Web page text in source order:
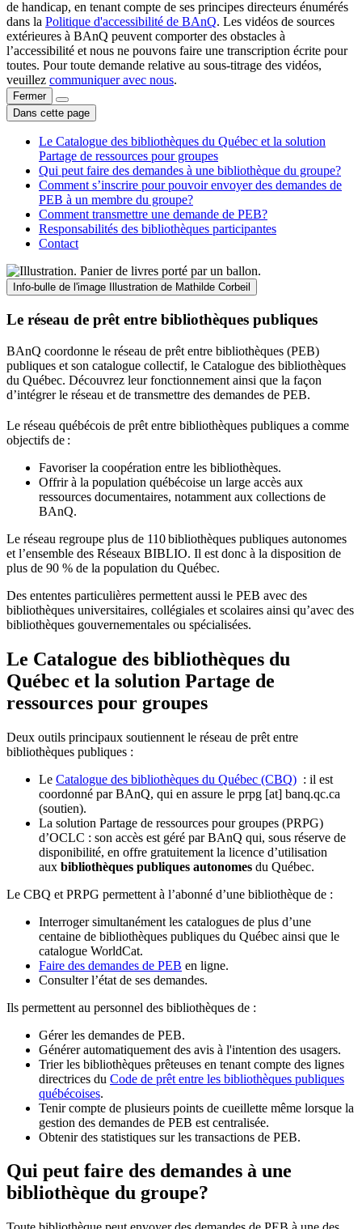
de handicap, en tenant compte de ses principes directeurs énumérés
dans la Politique d'accessibilité de BAnQ. Les vidéos de sources
extérieures à BAnQ peuvent comporter des obstacles à
l’accessibilité et nous ne pouvons faire une transcription écrite pour
toutes. Pour toute demande relative au sous-titrage des vidéos,
veuillez communiquer avec nous.
Fermer
Dans cette page
Le Catalogue des bibliothèques du Québec et la solution
Partage de ressources pour groupes
Qui peut faire des demandes à une bibliothèque du groupe?
Comment s’inscrire pour pouvoir envoyer des demandes de
PEB à un membre du groupe?
Comment transmettre une demande de PEB?
Responsabilités des bibliothèques participantes
Contact
Info-bulle de l'image Illustration de Mathilde Corbeil
Le réseau de prêt entre bibliothèques publiques
BAnQ coordonne le réseau de prêt entre bibliothèques (PEB)
publiques et son catalogue collectif, le Catalogue des bibliothèques
du Québec. Découvrez leur fonctionnement ainsi que la façon
d’intégrer le réseau et de transmettre des demandes de PEB.
Le réseau québécois de prêt entre bibliothèques publiques a comme
objectifs de :
Favoriser la coopération entre les bibliothèques.
Offrir à la population québécoise un large accès aux
ressources documentaires, notamment aux collections de
BAnQ.
Le réseau regroupe plus de 110bibliothèques publiques autonomes
et l’ensemble des Réseaux BIBLIO. Il est donc à la disposition de
plus de 90 % de la population du Québec.
Des ententes particulières permettent aussi le PEB avec des
bibliothèques universitaires, collégiales et scolaires ainsi qu’avec des
bibliothèques gouvernementales ou spécialisées.
Le Catalogue des bibliothèques du
Québec et la solution Partage de
ressources pour groupes
Deux outils principaux soutiennent le réseau de prêt entre
bibliothèques publiques :
Le Catalogue des bibliothèques du Québec (CBQ) : il est
coordonné par BAnQ, qui en assure le prpg [at] banq.qc.ca
(soutien).
La solution Partage de ressources pour groupes (PRPG)
d’OCLC : son accès est géré par BAnQ qui, sous réserve de
disponibilité, en offre gratuitement la licence d’utilisation
aux bibliothèques publiques autonomes du Québec.
Le CBQ et PRPG permettent à l’abonné d’une bibliothèque de :
Interroger simultanément les catalogues de plus d’une
centaine de bibliothèques publiques du Québec ainsi que le
catalogue WorldCat.
Faire des demandes de PEB en ligne.
Consulter l’état de ses demandes.
Ils permettent au personnel des bibliothèques de :
Gérer les demandes de PEB.
Générer automatiquement des avis à l'intention des usagers.
Trier les bibliothèques prêteuses en tenant compte des lignes
directrices du Code de prêt entre les bibliothèques publiques
québécoises.
Tenir compte de plusieurs points de cueillette même lorsque la
gestion des demandes de PEB est centralisée.
Obtenir des statistiques sur les transactions de PEB.
Qui peut faire des demandes à une
bibliothèque du groupe?